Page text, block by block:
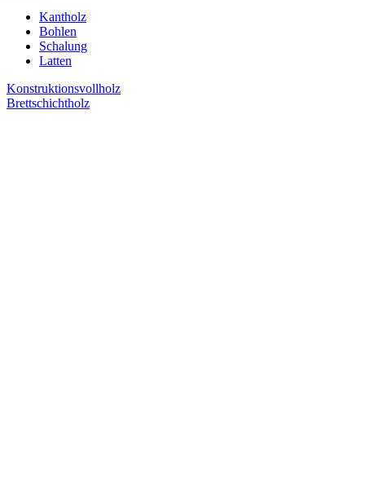
Kantholz
Bohlen
Schalung
Latten
Konstruktionsvollholz
Brettschichtholz